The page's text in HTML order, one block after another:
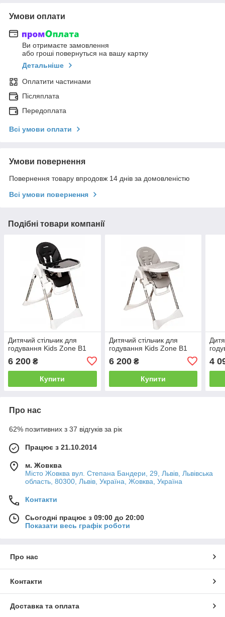
Умови оплати
Ви отримаєте замовлення
або гроші повернуться на вашу картку
Детальніше
Оплатити частинами
Післяплата
Передоплата
Всі умови оплати
Умови повернення
Повернення товару впродовж 14 днів за домовленістю
Всі умови повернення
Подібні товари компанії
Дитячий стільчик для
годування Kids Zone B1
6 200 ₴
Купити
Дитячий стільчик для
годування Kids Zone B1
6 200₴
Купити
4
Про нас
62% позитивних з 37 відгуків за рік
Працює з 21.10.2014
м. Жовква
Місто Жовква вул. Степана Бандери, 29, Львів, Львівська
область, 80300, Львів, Україна, Жовква, Україна
Контакти
Сьогодні працює з 09:00 до 20:00
Показати весь графік роботи
Про нас
Контакти
Доставка та оплата